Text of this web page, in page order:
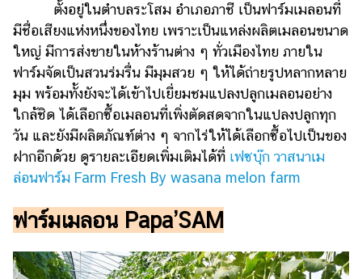
ตั้งอยู่ในตำบลระโสม อำเภอภาชี เป็นฟาร์มเมลอนที่
มีชื่อเสียงแห่งหนึ่งของไทย เพราะเป็นแหล่งผลิตเมลอนขนาด
ใหญ่ มีการส่งขายในห้างร้านต่าง ๆ ทั่วเมืองไทย ภายใน
ฟาร์มจัดเป็นสวนร่มรื่น มีมุมสวย ๆ ให้ได้ถ่ายรูปหลากหลาย
มุม พร้อมทั้งยังจะได้เข้าไปเยี่ยมชมแปลงปลูกเมลอนอย่าง
ใกล้ชิด ได้เลือกซื้อเมลอนที่เพิ่งตัดสดจากในแปลงปลูกทุก
วัน และยังมีผลิตภัณฑ์ต่าง ๆ จากไร่ให้ได้เลือกซื้อไปเป็นของ
ฝากอีกด้วย ดูรายละเอียดเพิ่มเติมได้ที่ เฟซบุ๊ก วาสนาเม
ล่อนฟาร์ม Farm Fresh By wasana melon farm
ฟาร์มเมลอน Papa’SAM